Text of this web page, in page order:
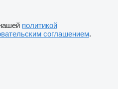
политикой
соглашением.